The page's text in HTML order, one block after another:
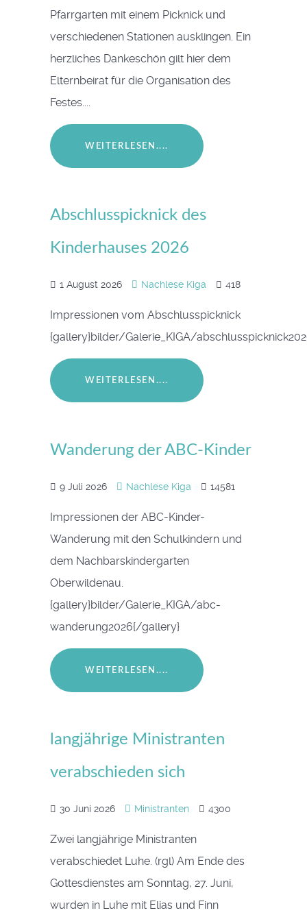
Pfarrgarten mit einem Picknick und
verschiedenen Stationen ausklingen. Ein
herzliches Dankeschön gilt hier dem
Elternbeirat für die Organisation des
Festes....
WEITERLESEN....
Abschlusspicknick des
Kinderhauses 2026
1 August 2026 Nachlese Kiga 418
Impressionen vom Abschlusspicknick
{gallery}bilder/Galerie_KIGA/
WEITERLESEN....
Wanderung der ABC-Kinder
9 Juli 2026 Nachlese Kiga 14581
Impressionen der ABC-Kinder-
Wanderung mit den Schulkindern und
dem Nachbarskindergarten
Oberwildenau.
{gallery}bilder/Galerie_KIGA/abc-
wanderung2026{/gallery}
WEITERLESEN....
langjährige Ministranten
verabschieden sich
30 Juni 2026 Ministranten 4300
Zwei langjährige Ministranten
verabschiedet Luhe. (rgl) Am Ende des
Gottesdienstes am Sonntag, 27. Juni,
wurden in Luhe mit Elias und Finn